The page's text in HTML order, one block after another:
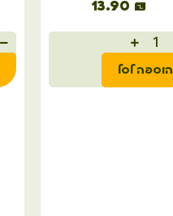
13.90 ₪
הוספה לסל